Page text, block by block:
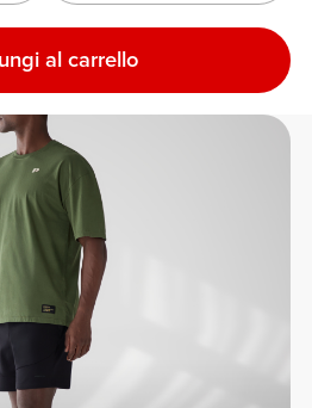
al carrello